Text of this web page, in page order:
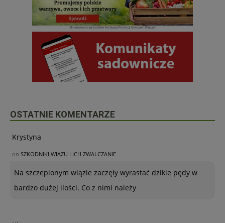
OSTATNIE KOMENTARZE
Krystyna
on SZKODNIKI WIĄZU I ICH ZWALCZANIE
Na szczepionym wiązie zaczęły wyrastać dzikie pędy w
bardzo dużej ilości. Co z nimi należy